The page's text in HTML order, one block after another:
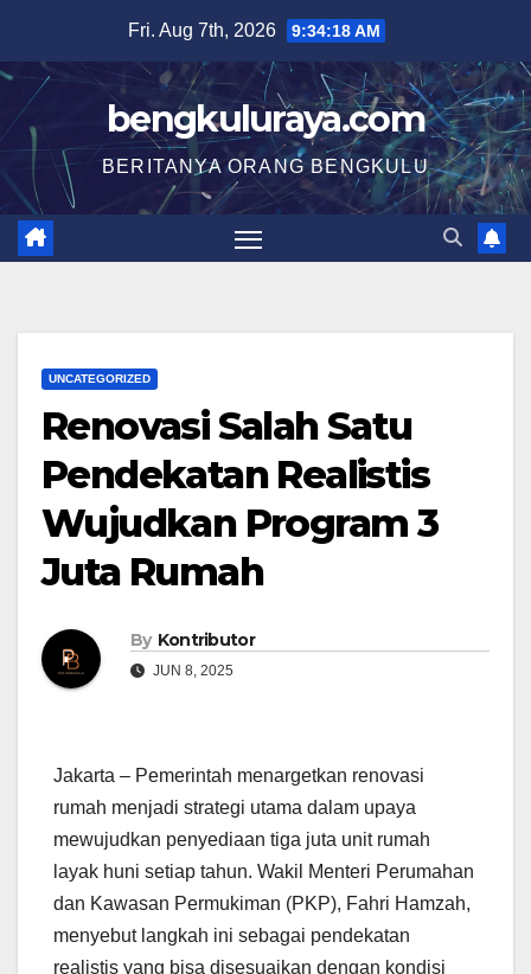
content
Fri. Aug 7th, 2026 9:34:19 AM
bengkuluraya.com
BERITANYA ORANG BENGKULU
UNCATEGORIZED
Renovasi Salah Satu
Pendekatan Realistis
Wujudkan Program 3
Juta Rumah
By Kontributor
JUN 8, 2025
Jakarta – Pemerintah menargetkan renovasi
rumah menjadi strategi utama dalam upaya
mewujudkan penyediaan tiga juta unit rumah
layak huni setiap tahun. Wakil Menteri Perumahan
dan Kawasan Permukiman (PKP), Fahri Hamzah,
menyebut langkah ini sebagai pendekatan
realistis yang bisa disesuaikan dengan kondisi